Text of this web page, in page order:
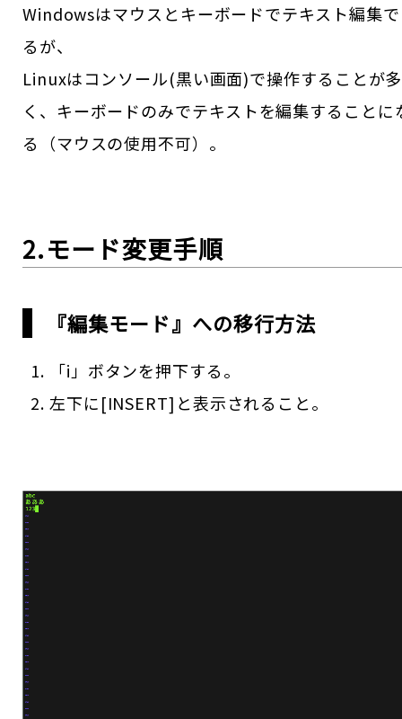
Windowsはマウスとキーボードでテキスト編集
るが、
Linuxはコンソール(黒い画面)で操作することが多
く、キーボードのみでテキストを編集することに
る（マウスの使用不可）。
2.モード変更手順
『編集モード』への移行方法
「i」ボタンを押下する。
左下に[INSERT]と表示されること。